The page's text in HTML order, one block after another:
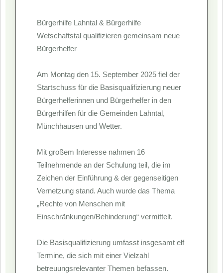
Bürgerhilfe Lahntal & Bürgerhilfe
Wetschaftstal qualifizieren gemeinsam neue
Bürgerhelfer
Am Montag den 15. September 2025 fiel der
Startschuss für die Basisqualifizierung neuer
Bürgerhelferinnen und Bürgerhelfer in den
Bürgerhilfen für die Gemeinden Lahntal,
Münchhausen und Wetter.
Mit großem Interesse nahmen 16
Teilnehmende an der Schulung teil, die im
Zeichen der Einführung & der gegenseitigen
Vernetzung stand. Auch wurde das Thema
„Rechte von Menschen mit
Einschränkungen/Behinderung“ vermittelt.
Die Basisqualifizierung umfasst insgesamt elf
Termine, die sich mit einer Vielzahl
betreuungsrelevanter Themen befassen.